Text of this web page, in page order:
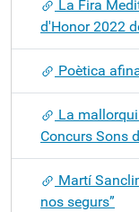
La Fira
d'Honor 2022
Poètica
La
Concurs Sons
Martí
nos segurs”